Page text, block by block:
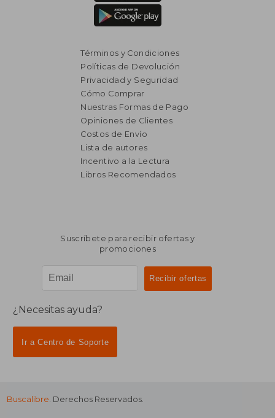
$ 971
Términos y Condiciones
Políticas de Devolución
Privacidad y Seguridad
Cómo Comprar
Nuestras Formas de Pago
Opiniones de Clientes
Costos de Envío
Lista de autores
Incentivo a la Lectura
Libros Recomendados
Suscríbete para recibir ofertas y
promociones
¿Necesitas ayuda?
Ir a Centro de Soporte
Buscalibre. Derechos Reservados.